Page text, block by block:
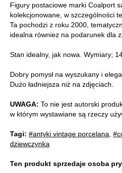
Figury postaciowe marki Coalport
kolekcjonowane, w szczególności
Ta pochodzi z roku 2000,
idealna równiez na podarunek dla
Stan idealny, jak nowa. Wymiary;
Dobry pomysł na wyszukany i
Dużo ładniejsza niż na zdjęciach.
UWAGA: To nie jest autorski
w którym wystawiane są rzeczy
Tagi: #antyki vintage porcelana
dziewczynka
Ten produkt sprzedaje osoba